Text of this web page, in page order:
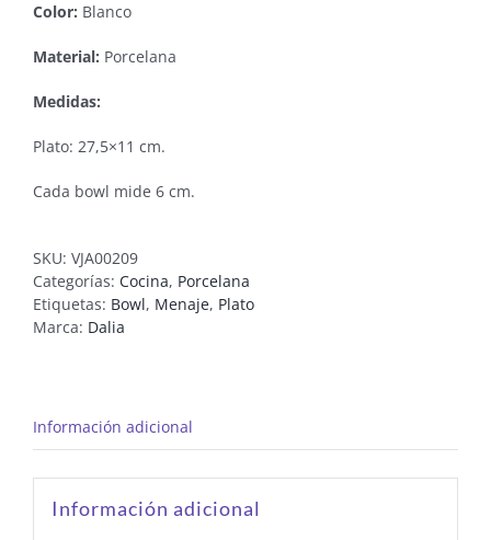
Color: Blanco
Material: Porcelana
Medidas:
Plato: 27,5×11 cm.
Cada bowl mide 6 cm.
SKU: VJA00209
Categorías: Cocina, Porcelana
Etiquetas: Bowl, Menaje, Plato
Marca: Dalia
Información adicional
Información adicional